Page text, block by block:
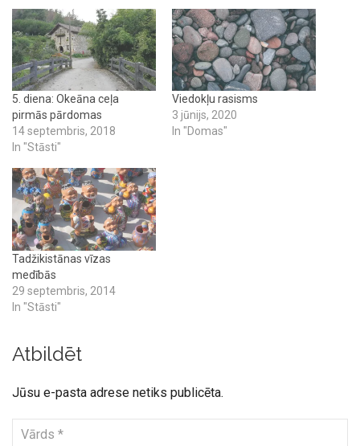
5. diena: Okeāna ceļa
pirmās pārdomas
14 septembris, 2018
In "Stāsti"
Viedokļu rasisms
3 jūnijs, 2020
In "Domas"
Tadžikistānas vīzas
medībās
29 septembris, 2014
In "Stāsti"
Atbildēt
Jūsu e-pasta adrese netiks publicēta.